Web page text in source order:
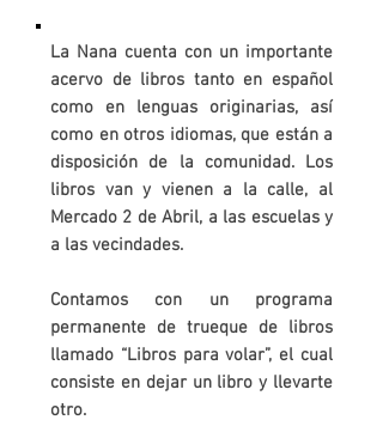
La Nana cuenta con un importante
acervo de libros tanto en español
como en lenguas originarias, así
como en otros idiomas, que están a
disposición de la comunidad. Los
libros van y vienen a la calle, al
Mercado 2 de Abril, a las escuelas y
a las vecindades.
Contamos con un programa
permanente de trueque de libros
llamado “Libros para volar”, el cual
consiste en dejar un libro y llevarte
otro.